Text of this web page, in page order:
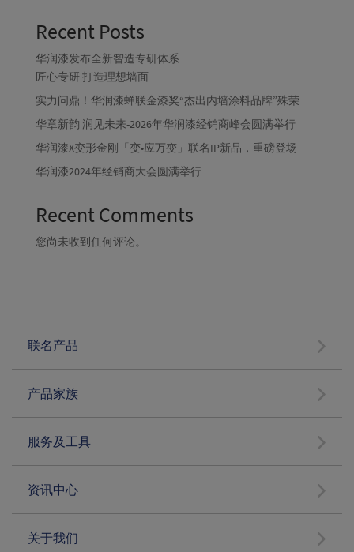
Recent Posts
华润漆发布全新智造专研体系
匠心专研 打造理想墙面
实力问鼎！华润漆蝉联金漆奖“杰出内墙涂料品牌”殊荣
华章新韵 润见未来-2026年华润漆经销商峰会圆满举行
华润漆X变形金刚「变•应万变」联名IP新品，重磅登场
华润漆2024年经销商大会圆满举行
Recent Comments
您尚未收到任何评论。
联名产品
产品家族
服务及工具
资讯中心
关于我们